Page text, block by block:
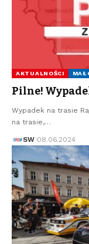
AKTUALNOŚCI
Pilne!
Wypadek na trasie
na trasie,…
SW 08.06.2024